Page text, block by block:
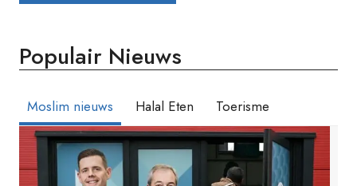
Populair Nieuws
Moslim nieuws Halal Eten Toerisme